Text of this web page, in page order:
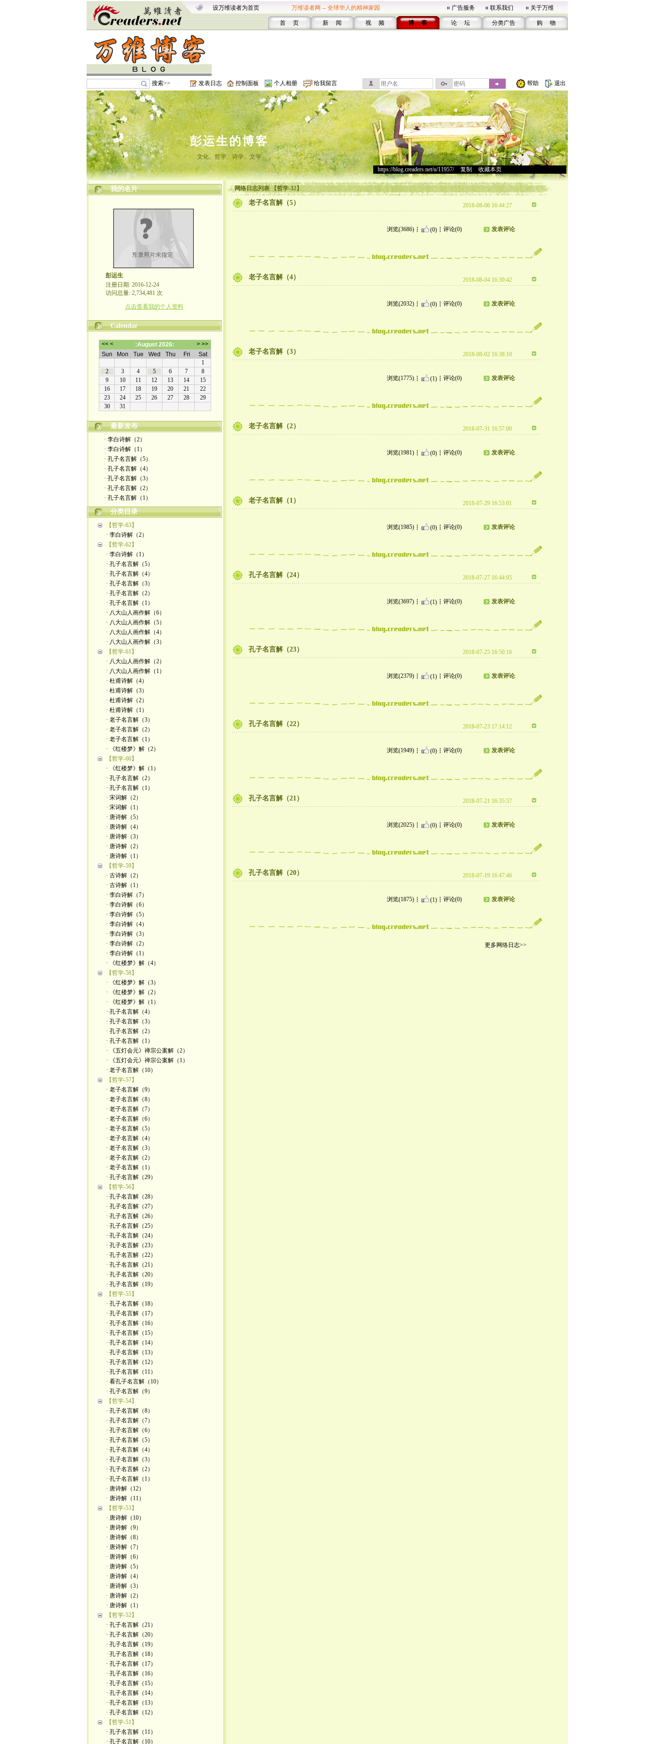
设万维读者为首页 万维读者网 -- 全球华人的精神家园 广告服务 联系我们 关于万维
首 页 新 闻 视 频 博 客 论 坛 分类广告 购 物
搜索>> 发表日志 控制面板 个人相册 给我留言 帮助 退出
彭运生的博客
文化、哲学、诗学、文学
https://blog.creaders.net/u/11957/> 复制 收藏本页
我的名片
彭运生
注册日期: 2016-12-24
访问总量: 2,734,481 次
点击查看我的个人资料
Calendar
最新发布
· 李白诗解（2）
· 李白诗解（1）
· 孔子名言解（5）
· 孔子名言解（4）
· 孔子名言解（3）
· 孔子名言解（2）
· 孔子名言解（1）
分类目录
【哲学-63】
· 李白诗解（2）
【哲学-62】
· 李白诗解（1）
· 孔子名言解（5）
· 孔子名言解（4）
· 孔子名言解（3）
· 孔子名言解（2）
· 孔子名言解（1）
· 八大山人画作解（6）
· 八大山人画作解（5）
· 八大山人画作解（4）
· 八大山人画作解（3）
【哲学-61】
· 八大山人画作解（2）
· 八大山人画作解（1）
· 杜甫诗解（4）
· 杜甫诗解（3）
· 杜甫诗解（2）
· 杜甫诗解（1）
· 老子名言解（3）
· 老子名言解（2）
· 老子名言解（1）
· 《红楼梦》解（2）
【哲学-60】
· 《红楼梦》解（1）
· 孔子名言解（2）
· 孔子名言解（1）
· 宋词解（2）
· 宋词解（1）
· 唐诗解（5）
· 唐诗解（4）
· 唐诗解（3）
· 唐诗解（2）
· 唐诗解（1）
【哲学-59】
· 古诗解（2）
· 古诗解（1）
· 李白诗解（7）
· 李白诗解（6）
· 李白诗解（5）
· 李白诗解（4）
· 李白诗解（3）
· 李白诗解（2）
· 李白诗解（1）
· 《红楼梦》解（4）
【哲学-58】
· 《红楼梦》解（3）
· 《红楼梦》解（2）
· 《红楼梦》解（1）
· 孔子名言解（4）
· 孔子名言解（3）
· 孔子名言解（2）
· 孔子名言解（1）
· 《五灯会元》禅宗公案解（2）
· 《五灯会元》禅宗公案解（1）
· 老子名言解（10）
【哲学-57】
· 老子名言解（9）
· 老子名言解（8）
· 老子名言解（7）
· 老子名言解（6）
· 老子名言解（5）
· 老子名言解（4）
· 老子名言解（3）
· 老子名言解（2）
· 老子名言解（1）
· 孔子名言解（29）
【哲学-56】
· 孔子名言解（28）
· 孔子名言解（27）
· 孔子名言解（26）
· 孔子名言解（25）
· 孔子名言解（24）
· 孔子名言解（23）
· 孔子名言解（22）
· 孔子名言解（21）
· 孔子名言解（20）
· 孔子名言解（19）
【哲学-55】
· 孔子名言解（18）
· 孔子名言解（17）
· 孔子名言解（16）
· 孔子名言解（15）
· 孔子名言解（14）
· 孔子名言解（13）
· 孔子名言解（12）
· 孔子名言解（11）
· 看孔子名言解（10）
· 孔子名言解（9）
【哲学-54】
· 孔子名言解（8）
· 孔子名言解（7）
· 孔子名言解（6）
· 孔子名言解（5）
· 孔子名言解（4）
· 孔子名言解（3）
· 孔子名言解（2）
· 孔子名言解（1）
· 唐诗解（12）
· 唐诗解（11）
【哲学-53】
· 唐诗解（10）
· 唐诗解（9）
· 唐诗解（8）
· 唐诗解（7）
· 唐诗解（6）
· 唐诗解（5）
· 唐诗解（4）
· 唐诗解（3）
· 唐诗解（2）
· 唐诗解（1）
【哲学-52】
· 孔子名言解（21）
· 孔子名言解（20）
· 孔子名言解（19）
· 孔子名言解（18）
· 孔子名言解（17）
· 孔子名言解（16）
· 孔子名言解（15）
· 孔子名言解（14）
· 孔子名言解（13）
· 孔子名言解（12）
【哲学-51】
· 孔子名言解（11）
· 孔子名言解（10）
网络日志列表 【哲学-32】
老子名言解（5） 2018-08-06 16:44:27
浏览(3686) (0) 评论(0) 发表评论
老子名言解（4） 2018-08-04 16:30:42
浏览(2032) (0) 评论(0) 发表评论
老子名言解（3） 2018-08-02 16:38:10
浏览(1775) (1) 评论(0) 发表评论
老子名言解（2） 2018-07-31 16:57:00
浏览(1981) (0) 评论(0) 发表评论
老子名言解（1） 2018-07-29 16:53:01
浏览(1985) (0) 评论(0) 发表评论
孔子名言解（24） 2018-07-27 16:44:05
浏览(3697) (1) 评论(0) 发表评论
孔子名言解（23） 2018-07-25 16:50:16
浏览(2379) (1) 评论(0) 发表评论
孔子名言解（22） 2018-07-23 17:14:12
浏览(1949) (0) 评论(0) 发表评论
孔子名言解（21） 2018-07-21 16:35:57
浏览(2025) (0) 评论(0) 发表评论
孔子名言解（20） 2018-07-19 16:47:46
浏览(1875) (1) 评论(0) 发表评论
更多网络日志>>